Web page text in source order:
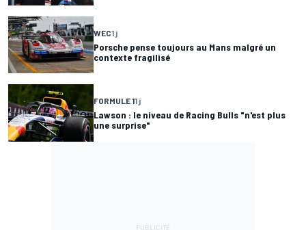
WEC1 j
Porsche pense toujours au Mans malgré un
contexte fragilisé
FORMULE 11 j
Lawson : le niveau de Racing Bulls "n'est plus
une surprise"